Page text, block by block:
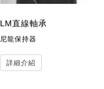
LM直線軸承
尼龍保持器
詳細介紹